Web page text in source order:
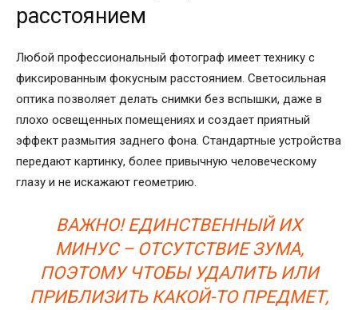
расстоянием
Любой профессиональный фотограф имеет технику с
фиксированным фокусным расстоянием. Светосильная
оптика позволяет делать снимки без вспышки, даже в
плохо освещенных помещениях и создает приятный
эффект размытия заднего фона. Стандартные устройства
передают картинку, более привычную человеческому
глазу и не искажают геометрию.
ВАЖНО! ЕДИНСТВЕННЫЙ ИХ
МИНУС – ОТСУТСТВИЕ ЗУМА,
ПОЭТОМУ ЧТОБЫ УДАЛИТЬ ИЛИ
ПРИБЛИЗИТЬ КАКОЙ-ТО ПРЕДМЕТ,